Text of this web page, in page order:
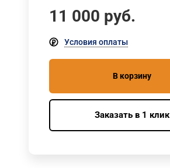
11 000 руб.
Условия оплаты
В корзину
Заказать в 1 клик